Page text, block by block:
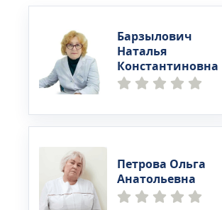
Барзылович
Наталья
Константиновна
Петрова Ольга
Анатольевна